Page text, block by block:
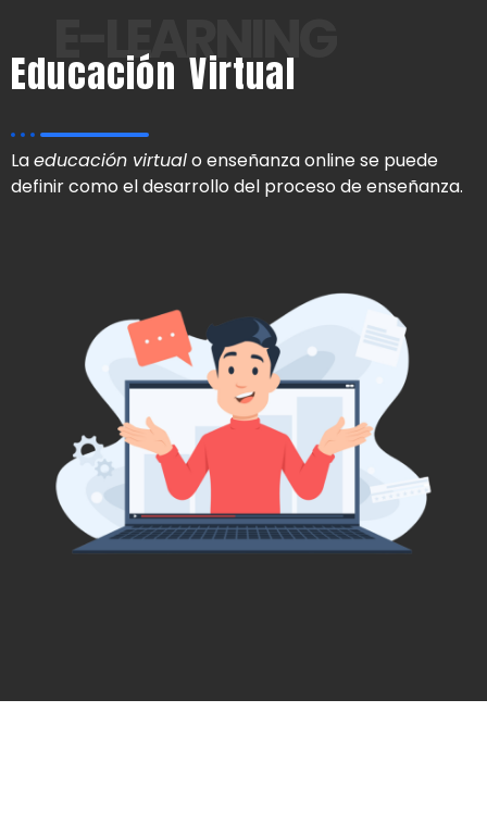
E-LEARNING
Educación Virtual
Laeducación virtualo enseñanza online se puede
definir como el desarrollo del proceso de enseñanza.